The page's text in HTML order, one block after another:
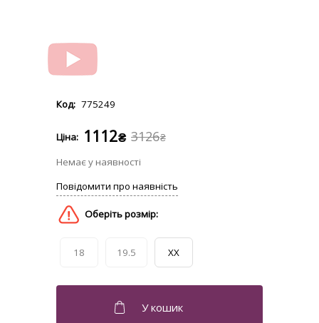
775249
3126₴
1112₴
18 19.5 XX